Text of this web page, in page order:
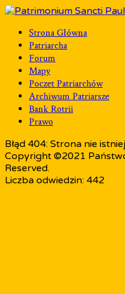
Strona Główna
Patriarcha
Forum
Mapy
Poczet Patriarchów
Archiwum Patriarsze
Bank Rotrii
Prawo
Błąd 404: Strona nie
Copyright ©2021
Reserved.
Liczba odwiedzin: 442